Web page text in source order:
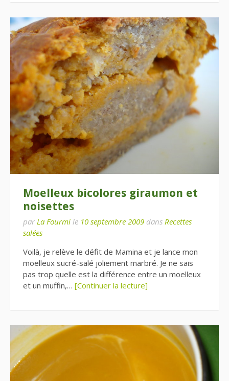
Moelleux bicolores giraumon et
noisettes
par La Fourmi le 10 septembre 2009 dans Recettes
salées
Voilà, je relève le défit de Mamina et je lance mon
moelleux sucré-salé joliement marbré. Je ne sais
pas trop quelle est la différence entre un moelleux
et un muffin,… [Continuer la lecture]